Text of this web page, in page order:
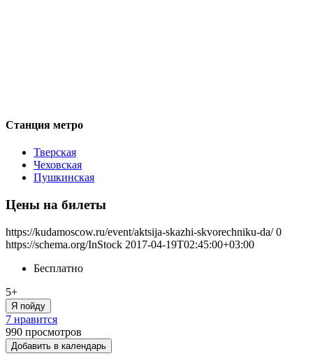
Станция метро
Тверская
Чеховская
Пушкинская
Цены на билеты
https://kudamoscow.ru/event/aktsija-skazhi-skvorechniku-da/ 0
https://schema.org/InStock 2017-04-19T02:45:00+03:00
Бесплатно
5+
Я пойду
7 нравится
990 просмотров
Добавить в календарь